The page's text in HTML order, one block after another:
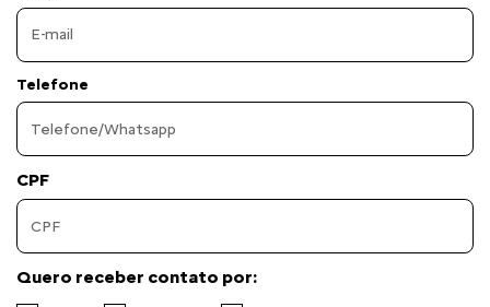
Telefone
CPF
Quero receber contato por: